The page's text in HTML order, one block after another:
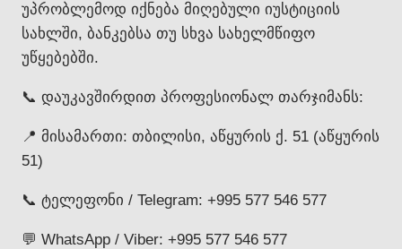
უპრობლემოდ იქნება მიღებული იუსტიციის
სახლში, ბანკებსა თუ სხვა სახელმწიფო
უწყებებში.
📞 დაუკავშირდით პროფესიონალ თარჯიმანს:
📍 მისამართი: თბილისი, აწყურის ქ. 51 (აწყურის
51)
📞 ტელეფონი / Telegram: +995 577 546 577
💬 WhatsApp / Viber: +995 577 546 577